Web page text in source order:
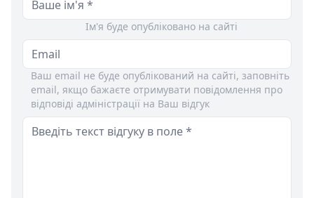
Ім'я буде опубліковано на сайті
Ваш email не буде опублікований на сайті, заповніть
email, якщо бажаєте отримувати повідомлення про
відповіді адміністрації на Ваш відгук